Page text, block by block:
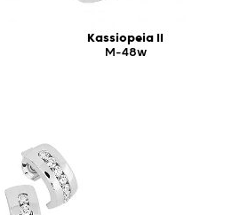
Kassiopeia II
M-48w